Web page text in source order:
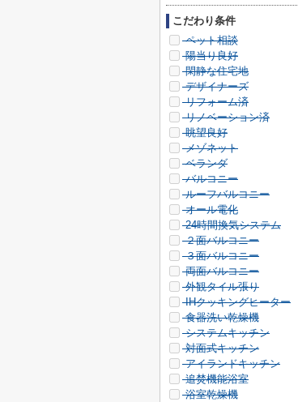
こだわり条件
ペット相談
陽当り良好
閑静な住宅地
デザイナーズ
リフォーム済
リノベーション済
眺望良好
メゾネット
ベランダ
バルコニー
ルーフバルコニー
オール電化
24時間換気システム
２面バルコニー
３面バルコニー
両面バルコニー
外観タイル張り
IHクッキングヒーター
食器洗い乾燥機
システムキッチン
対面式キッチン
アイランドキッチン
追焚機能浴室
浴室乾燥機